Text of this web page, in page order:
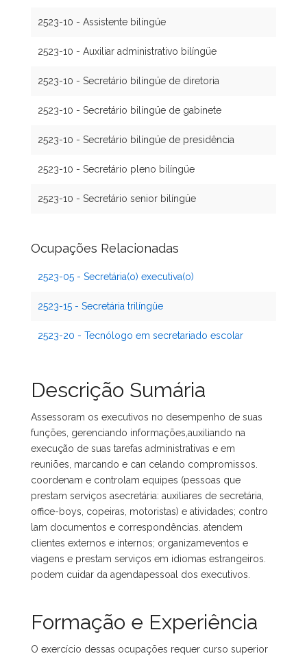
2523-10 - Assistente bilíngüe
2523-10 - Auxiliar administrativo bilíngüe
2523-10 - Secretário bilíngüe de diretoria
2523-10 - Secretário bilíngüe de gabinete
2523-10 - Secretário bilíngüe de presidência
2523-10 - Secretário pleno bilíngüe
2523-10 - Secretário senior bilíngüe
Ocupações Relacionadas
2523-05 - Secretária(o) executiva(o)
2523-15 - Secretária trilíngüe
2523-20 - Tecnólogo em secretariado escolar
Descrição Sumária
Assessoram os executivos no desempenho de suas
funções, gerenciando informações,auxiliando na
execução de suas tarefas administrativas e em
reuniões, marcando e can celando compromissos.
coordenam e controlam equipes (pessoas que
prestam serviços asecretária: auxiliares de secretária,
office-boys, copeiras, motoristas) e atividades; contro
lam documentos e correspondências. atendem
clientes externos e internos; organizameventos e
viagens e prestam serviços em idiomas estrangeiros.
podem cuidar da agendapessoal dos executivos.
Formação e Experiência
O exercício dessas ocupações requer curso superior